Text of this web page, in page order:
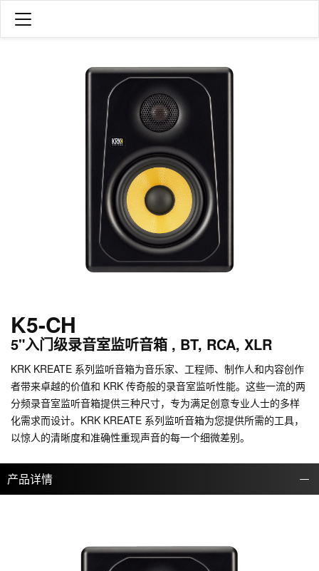
K5-CH
5"入门级录音室监听音箱 , BT, RCA, XLR
KRK KREATE 系列监听音箱为音乐家、工程师、制作人和内容创作
者带来卓越的价值和 KRK 传奇般的录音室监听性能。这些一流的两
分频录音室监听音箱提供三种尺寸，专为满足创意专业人士的多样
化需求而设计。KRK KREATE 系列监听音箱为您提供所需的工具，
以惊人的清晰度和准确性重现声音的每一个细微差别。
产品详情